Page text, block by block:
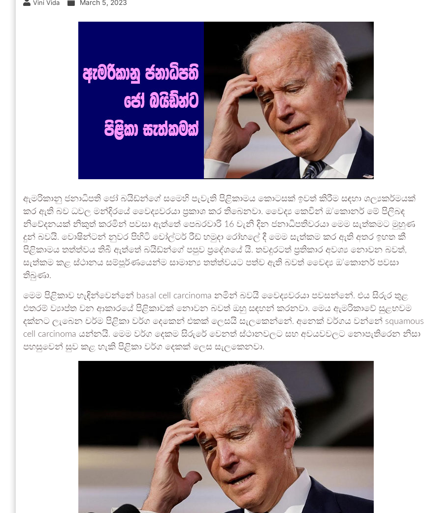
Vini Vida March 5, 2023
ඇමරිකානු ජනාධිපති ජෝ බයිඩ්න්ගේ සමෙහි පැවැති පිළිකාමය කොටසක් ඉවත් කිරීම සඳහා ශල්‍යකර්මයක්
කර ඇති බව ධවල මන්දිරයේ වෛද්‍යවරයා ප්‍රකාශ කර තිබෙනවා. වෛද්‍ය කෙවින් ඔ’කොනර් මේ පිලිබඳ
නිවේදනයක් නිකුත් කරමින් පවසා ඇත්තේ පෙබරවාරි 16 වැනි දින ජනාධිපතිවරයා මෙම සැත්කමට මුහුණ
දුන් බවයි. වොෂින්ටන් නුවර පිහිටි වෝල්ටර් රීඩ් හමුදා රෝහලේ දී මෙම සැත්කම කර ඇති අතර ඉහත කී
පිළිකාමය තත්ත්වය තිබී ඇත්තේ බයිඩ්න්ගේ පපුව ප්‍රදේශයේ යි. තවදුරටත් ප්‍රතිකාර අවශ්‍ය නොවන බවත්,
සැත්කම කළ ස්ථානය සම්පූර්ණයෙන්ම සාමාන්‍ය තත්ත්වයට පත්ව ඇති බවත් වෛද්‍ය ඔ’කොනර් පවසා
තිබුණා.
මෙම පිළිකාව හැඳින්වෙන්නේ basal cell carcinoma නමින් බවයි වෛද්‍යවරයා පවසන්නේ. එය සිරුර තුළ
එතරම් ව්‍යාප්ත වන ආකාරයේ පිළිකාවක් නොවන බවත් ඔහු සඳහන් කරනවා. මෙය ඇමරිකාවේ සුළභවම
දක්නට ලැබෙන චර්ම පිළිකා වර්ග දෙකෙන් එකක් ලෙසයි සැලකෙන්නේ. අනෙක් වර්ගය වන්නේ squamous
cell carcinoma යන්නයි. මෙම වර්ග දෙකම සිරුරේ වෙනත් ස්ථානවලට සහ අවයවවලට නොපැතිරෙන නිසා
පහසුවෙන් සුව කළ හැකි පිළිකා වර්ග දෙකක් ලෙස සැලකෙනවා.